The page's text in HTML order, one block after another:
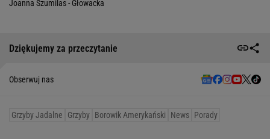
Joanna Szumilas - Głowacka
Dziękujemy za przeczytanie
Obserwuj nas
Grzyby Jadalne Grzyby Borowik Amerykański News Porady